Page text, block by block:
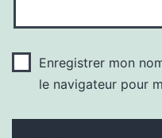
Enregistrer mon
le navigateur pour